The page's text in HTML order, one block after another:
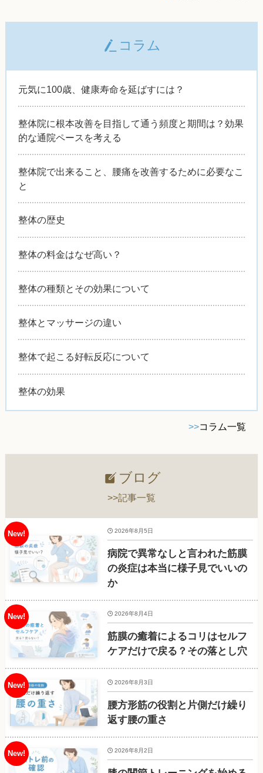
コラム
元気に100歳、健康寿命を延ばすには？
整体院に根本改善を目指して通う頻度と期間は？効果
的な通院ペースを考える
整体院で出来ること、腰痛を改善するために必要なこ
と
整体の歴史
整体の料金はなぜ高い？
整体の種類とその効果について
整体とマッサージの違い
整体で起こる好転反応について
整体の効果
>>コラム一覧
ブログ
>>記事一覧
病院で異常なしと言われた筋膜
の炎症は本当に様子見でいいの
か
2026年8月5日
筋膜の癒着によるコリはセルフ
ケアだけで戻る？その落とし穴
2026年8月4日
腰方形筋の役割と片側だけ繰り
返す腰の重さ
2026年8月3日
2026年8月2日